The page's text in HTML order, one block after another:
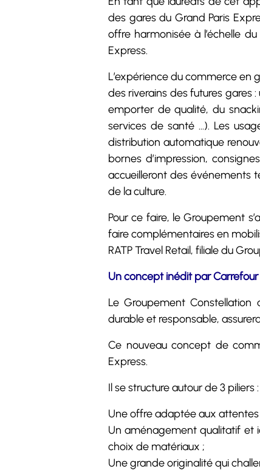
des gares du Grand Paris
offre harmonisée à l’échelle
Express.
L’expérience du commerce en
des riverains des futures gares
emporter de qualité, du
services de santé …). Les
distribution automatique
bornes d’impression,
accueilleront des événements
de la culture.
Pour ce faire, le Groupement
faire complémentaires en
RATP Travel Retail, filiale du
Un concept inédit par Carrefour
Le Groupement
durable et responsable,
Ce nouveau concept de
Express.
Il se structure autour de 3 piliers :
Une offre adaptée aux
Un aménagement qualitatif et
choix de matériaux ;
Une grande originalité qui